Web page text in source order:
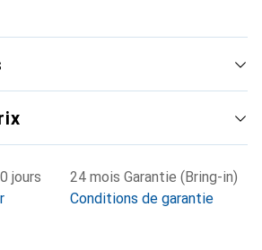
Noreve est un choix sûr pour une
jours
24 mois Garantie (Bring-in)
Conditions de garantie